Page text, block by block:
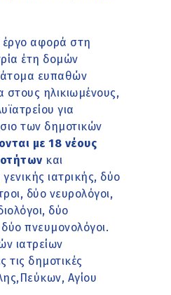
αφορά στη
έτη δομών
άτομα ευπαθών
ηλικιωμένους,
για
των δημοτικών
με 18 νέους
και
ιατρικής, δύο
δύο νευρολόγοι,
δύο
πνευμονολόγοι.
ιατρείων
τις δημοτικές
Αγίου